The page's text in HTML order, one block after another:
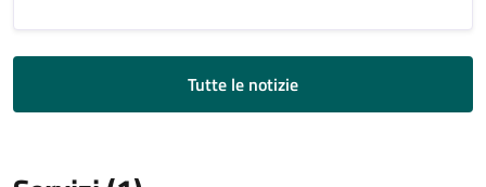
Tutte le notizie